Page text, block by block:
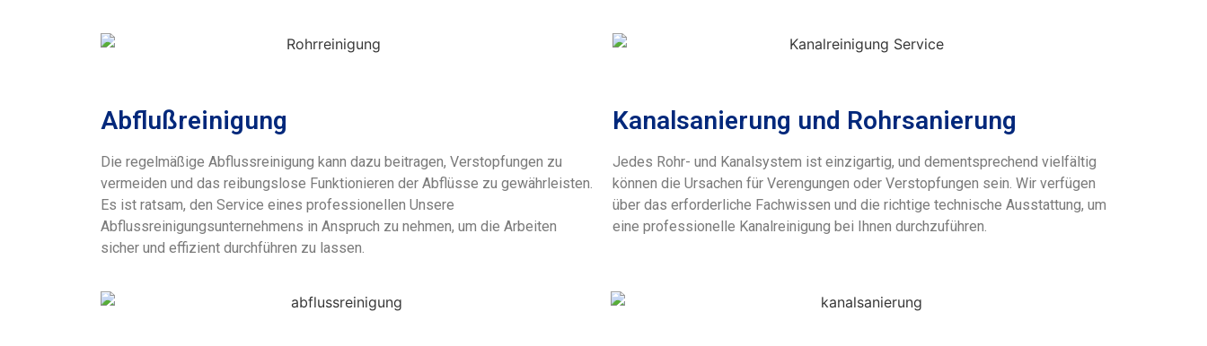
Abflußreinigung
Die regelmäßige Abflussreinigung kann dazu beitragen, Verstopfungen zu
vermeiden und das reibungslose Funktionieren der Abflüsse zu gewährleisten.
Es ist ratsam, den Service eines professionellen Unsere
Abflussreinigungsunternehmens in Anspruch zu nehmen, um die Arbeiten
sicher und effizient durchführen zu lassen.
Kanalsanierung und Rohrsanierung
Jedes Rohr- und Kanalsystem ist einzigartig, und dementsprechend vielfältig
können die Ursachen für Verengungen oder Verstopfungen sein. Wir verfügen
über das erforderliche Fachwissen und die richtige technische Ausstattung, um
eine professionelle Kanalreinigung bei Ihnen durchzuführen.